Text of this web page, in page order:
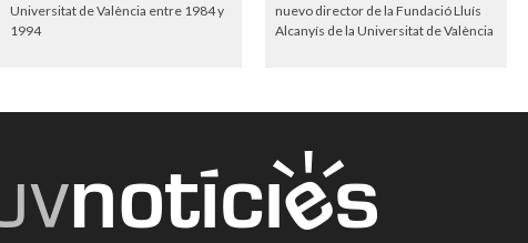
Universitat de València entre 1984 y
1994
nuevo director de la Fundació Lluís
Alcanyís de la Universitat de València